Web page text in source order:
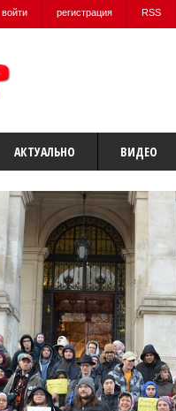
войти регистрация RSS
АКТУАЛЬНО ВИДЕО